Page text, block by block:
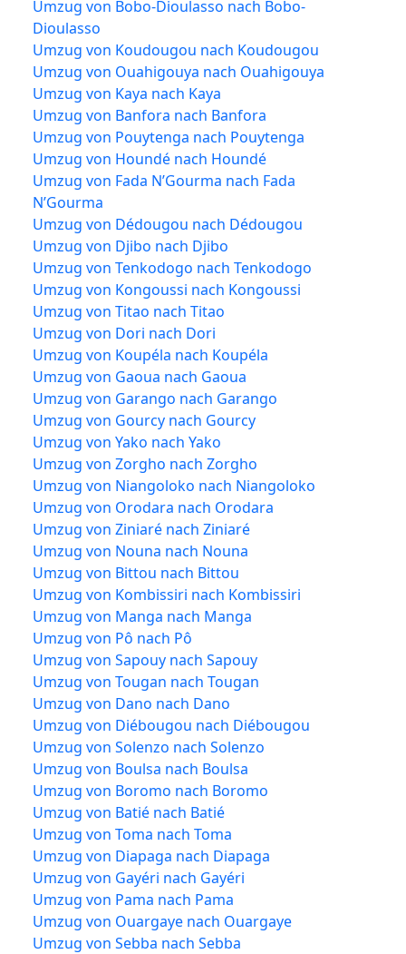
Umzug von Bobo-Dioulasso nach Bobo-
Dioulasso
Umzug von Koudougou nach Koudougou
Umzug von Ouahigouya nach Ouahigouya
Umzug von Kaya nach Kaya
Umzug von Banfora nach Banfora
Umzug von Pouytenga nach Pouytenga
Umzug von Houndé nach Houndé
Umzug von Fada N’Gourma nach Fada
N’Gourma
Umzug von Dédougou nach Dédougou
Umzug von Djibo nach Djibo
Umzug von Tenkodogo nach Tenkodogo
Umzug von Kongoussi nach Kongoussi
Umzug von Titao nach Titao
Umzug von Dori nach Dori
Umzug von Koupéla nach Koupéla
Umzug von Gaoua nach Gaoua
Umzug von Garango nach Garango
Umzug von Gourcy nach Gourcy
Umzug von Yako nach Yako
Umzug von Zorgho nach Zorgho
Umzug von Niangoloko nach Niangoloko
Umzug von Orodara nach Orodara
Umzug von Ziniaré nach Ziniaré
Umzug von Nouna nach Nouna
Umzug von Bittou nach Bittou
Umzug von Kombissiri nach Kombissiri
Umzug von Manga nach Manga
Umzug von Pô nach Pô
Umzug von Sapouy nach Sapouy
Umzug von Tougan nach Tougan
Umzug von Dano nach Dano
Umzug von Diébougou nach Diébougou
Umzug von Solenzo nach Solenzo
Umzug von Boulsa nach Boulsa
Umzug von Boromo nach Boromo
Umzug von Batié nach Batié
Umzug von Toma nach Toma
Umzug von Diapaga nach Diapaga
Umzug von Gayéri nach Gayéri
Umzug von Pama nach Pama
Umzug von Ouargaye nach Ouargaye
Umzug von Sebba nach Sebba